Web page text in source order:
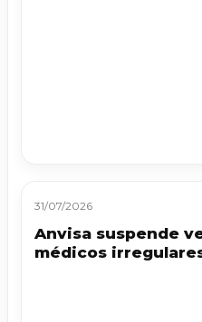
31/07/2026
Anvisa suspende
médicos